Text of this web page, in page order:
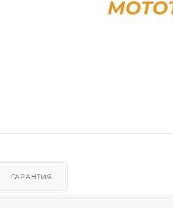
ГАРАНТИЯ